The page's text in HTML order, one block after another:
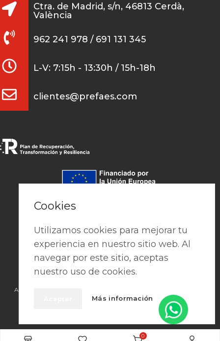
Ctra. de Madrid, s/n, 46813 Cerdà,
València
962 241 978 / 691 131 345
L-V: 7:15h - 13:30h / 15h-18h
clientes@prefaes.com
Aviso Legal
2026 © • PREFAES • Crafted with Passion byPublisima
0
Seleccionar opciones
Cookies
Utilizamos cookies para mejorar tu
experiencia en nuestro sitio web. Al
navegar por este sitio, aceptas
nuestro uso de cookies.
Más información